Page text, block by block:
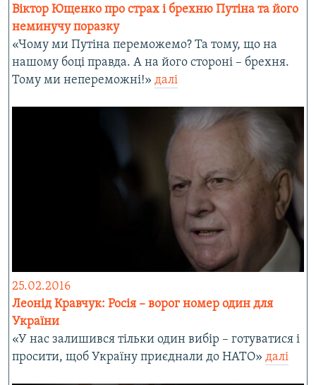
Віктор Ющенко про страх і брехню Путіна та його
неминучу поразку
«Чому ми Путіна переможемо? Та тому, що на
нашому боці правда. А на його стороні – брехня.
Тому ми непереможні!» далі
25.02.2016
Леонід Кравчук: Росія – ворог номер один для
України
«У нас залишився тільки один вибір – готуватися і
просити, щоб Україну приєднали до НАТО» далі